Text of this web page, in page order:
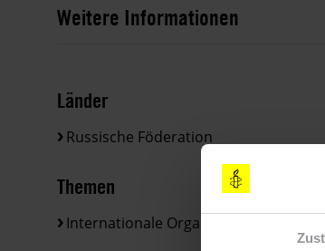
Weitere Informationen
Länder
Russische Föderation
Themen
Internationale Organisationen